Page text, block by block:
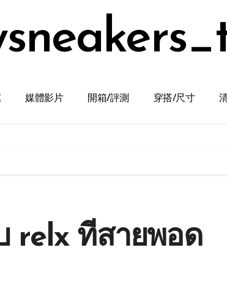
媒體影片 開箱/評測 穿搭/尺寸
relx ที่สายพอด